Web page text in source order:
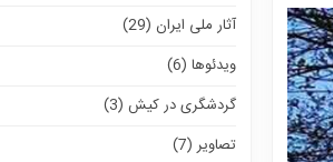
آثار ملی ایران (29)
ویدئوها (6)
گردشگری در کیش (3)
تصاویر (7)